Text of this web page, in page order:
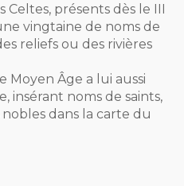
Celtes, présents dès le III
vingtaine de noms de
reliefs ou des rivières
Moyen Âge a lui aussi
insérant noms de saints,
dans la carte du